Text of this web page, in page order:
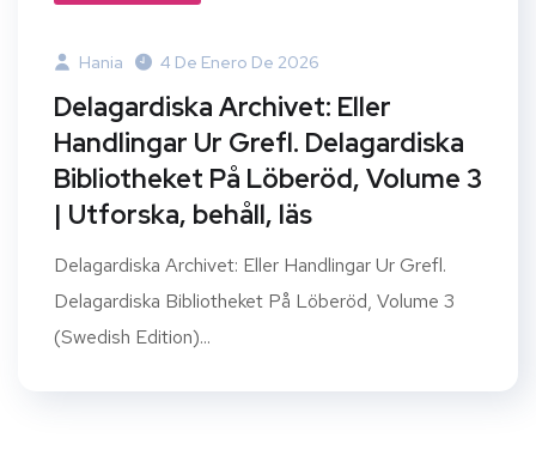
Hania 4 De Enero De 2026
Delagardiska Archivet: Eller
Handlingar Ur Grefl. Delagardiska
Bibliotheket På Löberöd, Volume 3
| Utforska, behåll, läs
Delagardiska Archivet: Eller Handlingar Ur Grefl.
Delagardiska Bibliotheket På Löberöd, Volume 3
(Swedish Edition)...